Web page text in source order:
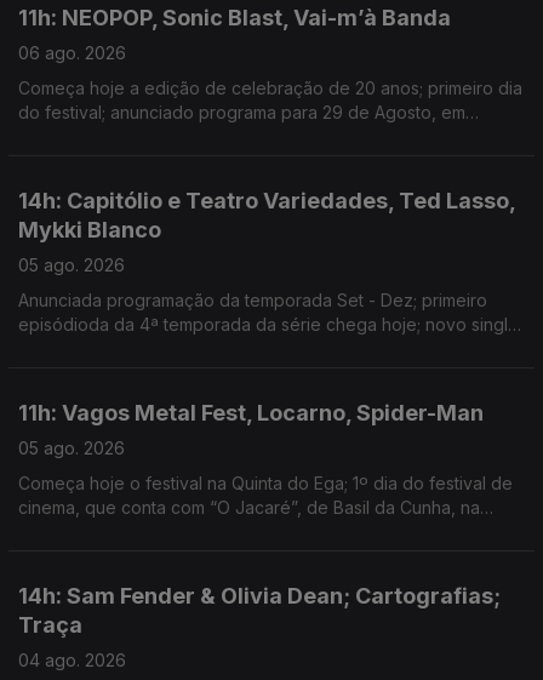
11h: NEOPOP, Sonic Blast, Vai-m’à Banda
06 ago. 2026
Começa hoje a edição de celebração de 20 anos; primeiro dia
do festival; anunciado programa para 29 de Agosto, em
14h: Capitólio e Teatro Variedades, Ted Lasso,
Mykki Blanco
05 ago. 2026
Anunciada programação da temporada Set - Dez; primeiro
episódioda da 4ª temporada da série chega hoje; novo single:
11h: Vagos Metal Fest, Locarno, Spider-Man
05 ago. 2026
Começa hoje o festival na Quinta do Ega; 1º dia do festival de
cinema, que conta com “O Jacaré”, de Basil da Cunha, na
14h: Sam Fender & Olivia Dean; Cartografias;
Traça
04 ago. 2026